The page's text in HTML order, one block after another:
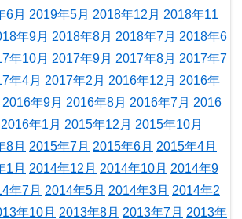
6月 2019年5月 2018年12月 2018年11
年9月 2018年8月 2018年7月 2018年6
年10月 2017年9月 2017年8月 2017年7
年4月 2017年2月 2016年12月 2016年
2016年9月 2016年8月 2016年7月 2016
2016年1月 2015年12月 2015年10月
8月 2015年7月 2015年6月 2015年4月
1月 2014年12月 2014年10月 2014年9
年7月 2014年5月 2014年3月 2014年2
年10月 2013年8月 2013年7月 2013年